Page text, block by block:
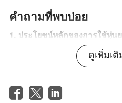
คำถามที่พบบ่อย
1. ประโยชน์หลักของการใช้หุ่น
ประโยชน์หลักของหุ่นยนต์เชื่อม
ประสิทธิภาพที่ดีขึ้น ซึ่งช่วยลดข้
2. หุ่นยนต์เชื่อมสามารถปรับแต่
ดูเพิ่มเติ